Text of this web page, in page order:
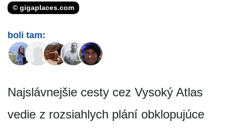
© gigaplaces.com
boli tam:
Najslávnejšie cesty cez Vysoký Atlas
vedie z rozsiahlych plání obklopujúce